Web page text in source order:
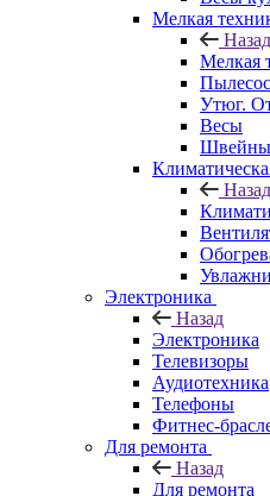
Мелкая
Назад
Мелкая
Утюг.
Весы
Назад
Электроника
Назад
Электроника
Телевизоры
Аудиотехника
Телефоны
Фитнес-
Для ремонта
Назад
Для ремонта